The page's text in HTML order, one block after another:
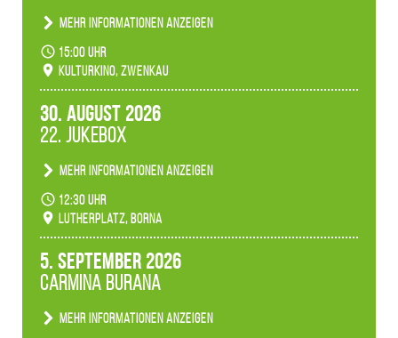
Mehr Informationen anzeigen
Konzert unserer Zwenkauer Schüler und
Schülerinnen zum Fest des Kulturkinos.
15:00 Uhr
Kulturkino, Zwenkau
30. August 2026
22. Jukebox
Mehr Informationen anzeigen
Anlässlicher der 775-Jahrfeier der Stadt Borna
spielen wir noch einmal unser aktuelles
Jukeboxprogramm zum Stadtfest.
12:30 Uhr
Lutherplatz, Borna
5. September 2026
Carmina Burana
Mehr Informationen anzeigen